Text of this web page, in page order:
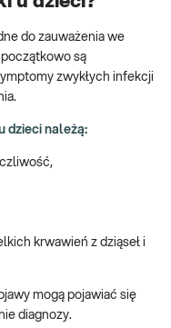
do zauważenia we
są
zwykłych infekcji
dzieci należą:
krwawień z dziąseł i
mogą pojawiać się
diagnozy.